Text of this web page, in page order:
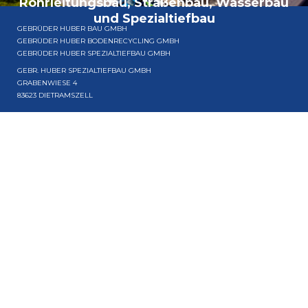
und Spezialtiefbau
GEBRÜDER HUBER BAU GMBH
GEBRÜDER HUBER BODENRECYCLING GMBH
GEBRÜDER HUBER SPEZIALTIEFBAU GMBH
GEBR. HUBER SPEZIALTIEFBAU GMBH
GRABENWIESE 4
83623 DIETRAMSZELL